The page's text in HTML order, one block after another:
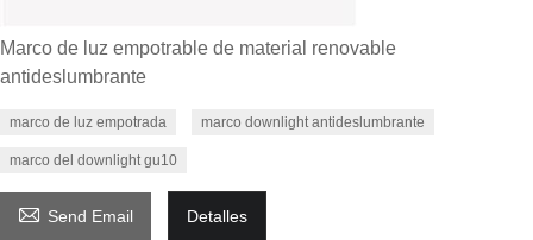
Marco de luz empotrable de material renovable
antideslumbrante
marco de luz empotrada marco downlight antideslumbrante
marco del downlight gu10
 Send Email Detalles